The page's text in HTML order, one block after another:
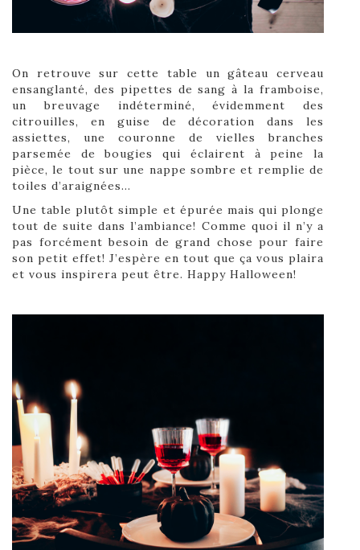
On retrouve sur cette table un gâteau cerveau
ensanglanté, des pipettes de sang à la framboise,
un breuvage indéterminé, évidemment des
citrouilles, en guise de décoration dans les
assiettes, une couronne de vielles branches
parsemée de bougies qui éclairent à peine la
pièce, le tout sur une nappe sombre et remplie de
toiles d’araignées…
Une table plutôt simple et épurée mais qui plonge
tout de suite dans l’ambiance! Comme quoi il n’y a
pas forcément besoin de grand chose pour faire
son petit effet! J’espère en tout que ça vous plaira
et vous inspirera peut être. Happy Halloween!